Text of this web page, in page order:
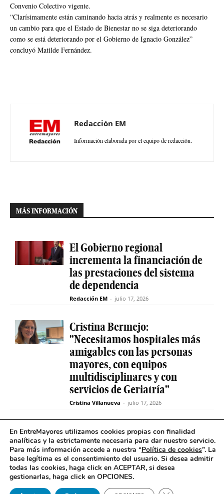
Convenio Colectivo vigente.
“Clarísimamente están caminando hacia atrás y realmente es necesario
un cambio para que el Estado de Bienestar no se siga deteriorando
como se está deteriorando por el Gobierno de Ignacio González”
concluyó Matilde Fernández.
Redacción EM
Información elaborada por el equipo de redacción.
MÁS INFORMACIÓN
El Gobierno regional
incrementa la financiación de
las prestaciones del sistema
de dependencia
Redacción EM - julio 17, 2026
Cristina Bermejo:
"Necesitamos hospitales más
amigables con las personas
mayores, con equipos
multidisciplinares y con
servicios de Geriatría"
Cristina Villanueva - julio 17, 2026
Convive abre el plazo de
inscripción para estudiantes
y celebra 30 años uniendo a
jóvenes y mayores en Madrid
Redacción EM - julio 17, 2026
En EntreMayores utilizamos cookies propias con finalidad
analíticas y la estrictamente necesaria para dar nuestro servicio.
Para más información accede a nuestra “Política de cookies”. La
base legítima es el consentimiento del usuario. Si desea admitir
todas las cookies, haga click en ACEPTAR, si desea
gestionarlas, haga click en OPCIONES.